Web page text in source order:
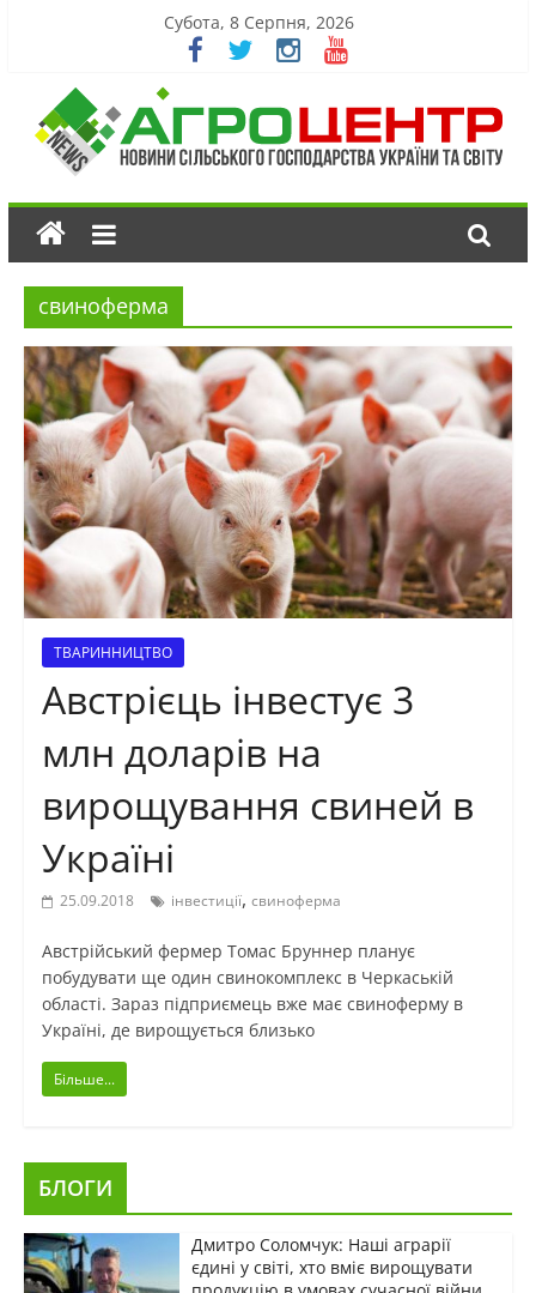
Субота, 8 Серпня, 2026
свиноферма
ТВАРИННИЦТВО
Австрієць інвестує 3
млн доларів на
вирощування свиней в
Україні
25.09.2018 інвестиції, свиноферма
Австрійський фермер Томас Бруннер планує
побудувати ще один свинокомплекс в Черкаській
області. Зараз підприємець вже має свиноферму в
Україні, де вирощується близько
Більше...
БЛОГИ
Дмитро Соломчук: Наші аграрії
єдині у світі, хто вміє вирощувати